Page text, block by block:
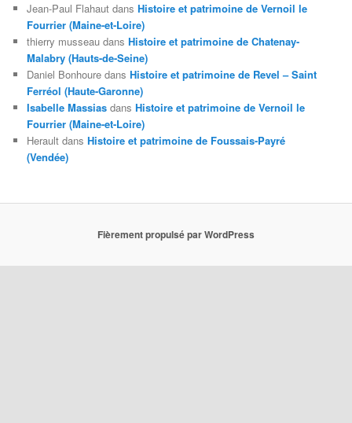
Jean-Paul Flahaut dansHistoire et patrimoine de Vernoil le
Fourrier (Maine-et-Loire)
thierry musseau dansHistoire et patrimoine de Chatenay-
Malabry (Hauts-de-Seine)
Daniel Bonhoure dansHistoire et patrimoine de Revel – Saint
Ferréol (Haute-Garonne)
Isabelle Massias dansHistoire et patrimoine de Vernoil le
Fourrier (Maine-et-Loire)
Herault dansHistoire et patrimoine de Foussais-Payré
(Vendée)
Fièrement propulsé par WordPress